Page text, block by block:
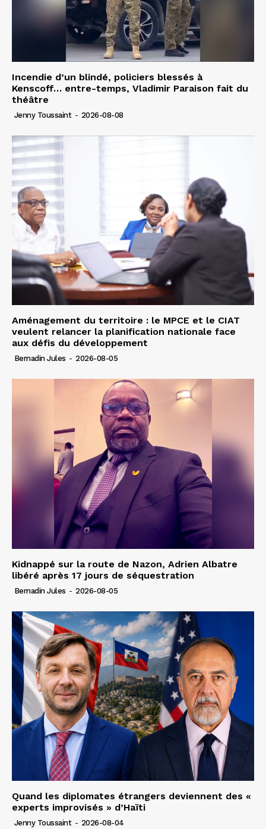
Incendie d’un blindé, policiers blessés à
Kenscoff… entre-temps, Vladimir Paraison fait du
théâtre
Jenny Toussaint - 2026-08-08
Aménagement du territoire : le MPCE et le CIAT
veulent relancer la planification nationale face
aux défis du développement
Bernadin Jules - 2026-08-05
Kidnappé sur la route de Nazon, Adrien Albatre
libéré après 17 jours de séquestration
Bernadin Jules - 2026-08-05
Quand les diplomates étrangers deviennent des «
experts improvisés » d’Haïti
Jenny Toussaint - 2026-08-04